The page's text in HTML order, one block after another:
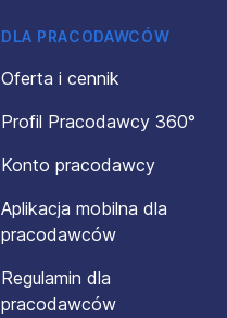
DLA PRACODAWCÓW
Oferta i cennik
Profil Pracodawcy 360°
Konto pracodawcy
Aplikacja mobilna dla
pracodawców
Regulamin dla
pracodawców